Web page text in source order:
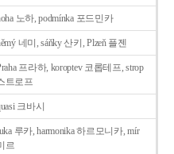
노하, podmínka 포드민카
네미, sáňky 산키, Plzeň 플젠
프라하, koroptev 코롭테프, strop
트로프
크바시
루카, harmonika 하르모니카, mír
르